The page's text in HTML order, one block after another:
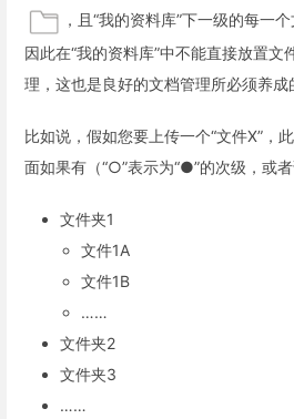
，且“我的资料库”下一级的每一
因此在“我的资料库”中不能直接放置
理，这也是良好的文档管理所必须养成
比如说，假如您要上传一个“文件X”，
面如果有（“○”表示为“●”的次级，或
文件夹1
文件1A
文件1B
……
文件夹2
文件夹3
……